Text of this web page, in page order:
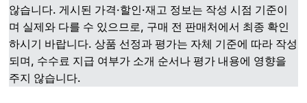
않습니다. 게시된 가격·할인·재고 정보는 작성 시점 기준이
며 실제와 다를 수 있으므로, 구매 전 판매처에서 최종 확인
하시기 바랍니다. 상품 선정과 평가는 자체 기준에 따라 작성
되며, 수수료 지급 여부가 소개 순서나 평가 내용에 영향을
주지 않습니다.